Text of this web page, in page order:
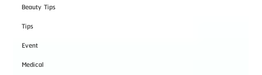
Beauty Tips
Tips
Event
Medical